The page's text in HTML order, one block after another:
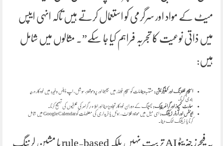
میٹ کے مواد اور سرگرمی کو استعمال کرتے ہیں تاکہ انہی ایپس
میں ذاتی نوعیت کا تجربہ فراہم کیا جا سکے”۔ مثالوں میں شامل
ہیں:
اسپیم فلٹرنگ اور کیٹیگریشن: مشتبہ پیغامات کو سپیم فولڈر میں بھیجنا اور پروموشنز، سوشل، اپ ڈیٹس وغیرہ میں خودکار درجہ
بندی کرنا۔
سمارٹ کمپوز اور گرائمر چیک:ٹائپنگ کے دوران خودکار تجاویز دینا اور املاء/گرامر کی غلطیوں کی تصحیح کرنا۔
ایونٹس اور آرڈر ٹریکنگ:
ای میل میں موجود فلائٹ، ہوٹل یا خریداری کی معلومات کو Google Calendar میں شامل
کرنا یا ٹریکنگ لنک دینا۔
یہ فیچرز جنریٹو AI تربیت نہیں بلکہ rule-based یا مشین لرننگ